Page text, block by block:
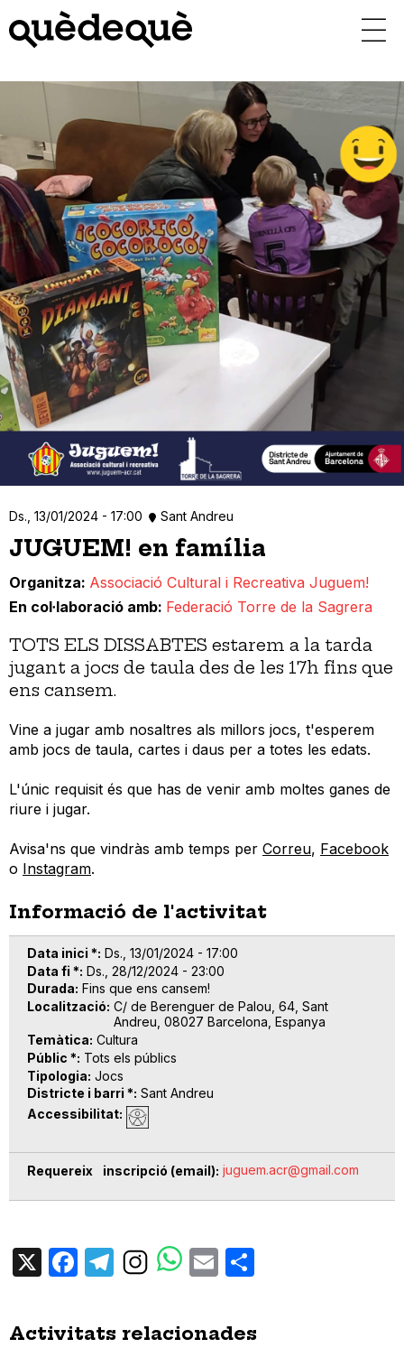
contingut
Ds., 13/01/2024 - 17:00 Sant Andreu
JUGUEM! en família
Organitza Associació Cultural i Recreativa Juguem!
En col·laboració amb Federació Torre de la Sagrera
TOTS ELS DISSABTES estarem a la tarda
jugant a jocs de taula des de les 17h fins que
ens cansem.
Vine a jugar amb nosaltres als millors jocs, t'esperem
amb jocs de taula, cartes i daus per a totes les edats.
L'únic requisit és que has de venir amb moltes ganes de
riure i jugar.
Avisa'ns que vindràs amb temps per Correu, Facebook
o Instagram.
Informació de l'activitat
Data inici * Ds., 13/01/2024 - 17:00
Data fi * Ds., 28/12/2024 - 23:00
Durada Fins que ens cansem!
Localització C/ de Berenguer de Palou, 64, Sant
Andreu, 08027 Barcelona, Espanya
Temàtica Cultura
Públic * Tots els públics
Tipologia Jocs
Districte i barri * Sant Andreu
Accessibilitat
Requereix inscripció (email) juguem.acr@gmail.com
X Facebook
TelegramEmail
Activitats relacionades